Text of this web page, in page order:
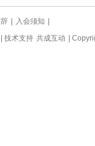
入会须知
技术支持 共成互动 |